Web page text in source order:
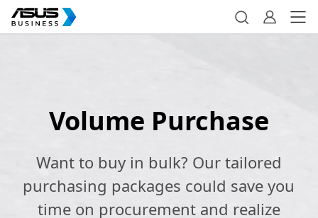
Volume Purchase
Want to buy in bulk? Our tailored
purchasing packages could save you
time on procurement and realize